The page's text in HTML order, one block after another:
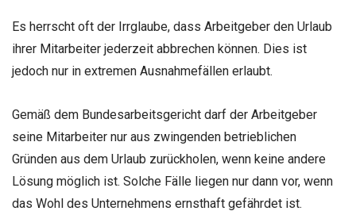
Es herrscht oft der Irrglaube, dass Arbeitgeber den Urlaub
ihrer Mitarbeiter jederzeit abbrechen können. Dies ist
jedoch nur in extremen Ausnahmefällen erlaubt.
Gemäß dem Bundesarbeitsgericht darf der Arbeitgeber
seine Mitarbeiter nur aus zwingenden betrieblichen
Gründen aus dem Urlaub zurückholen, wenn keine andere
Lösung möglich ist. Solche Fälle liegen nur dann vor, wenn
das Wohl des Unternehmens ernsthaft gefährdet ist.